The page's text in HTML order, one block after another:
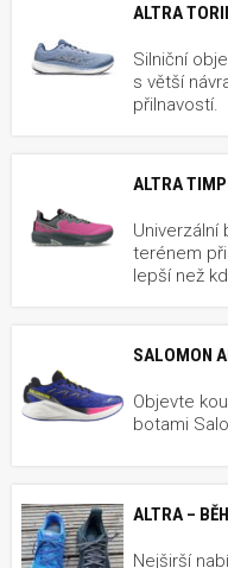
ALTRA
Silniční
s větší
přilnavostí.
ALTRA
Univerzální
terénem
lepší než
SALOMON
Objevte
botami
ALTRA –
Nejširší